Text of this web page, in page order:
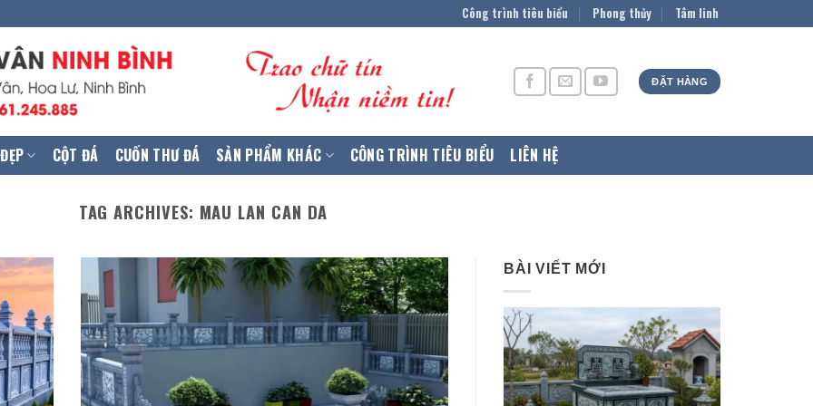
Công trình tiêu biểu Phong thủy Tâm linh
ĐẶT HÀNG
CỘT ĐÁ CUỐN THƯ ĐÁ SẢN PHẨM KHÁC CÔNG TRÌNH TIÊU BIỂU LIÊN HỆ
TAG ARCHIVES: MAU LAN CAN DA
BÀI VIẾT MỚI